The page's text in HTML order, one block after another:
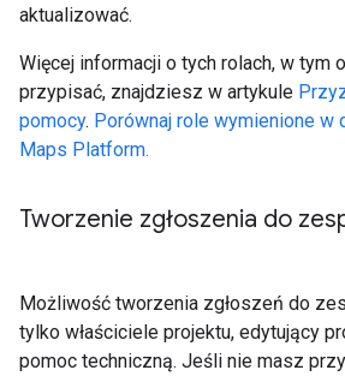
aktualizować.
Więcej informacji o tych rolach, w tym
przypisać, znajdziesz w artykule
pomocy. Porównaj role wymienione w
Maps Platform.
Tworzenie zgłoszenia do
Możliwość tworzenia zgłoszeń do
tylko właściciele projektu, edytujący
pomoc techniczną. Jeśli nie masz